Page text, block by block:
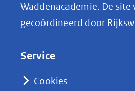
k
e
Waddenacademie. De site
gecoördineerd door
Service
Cookies